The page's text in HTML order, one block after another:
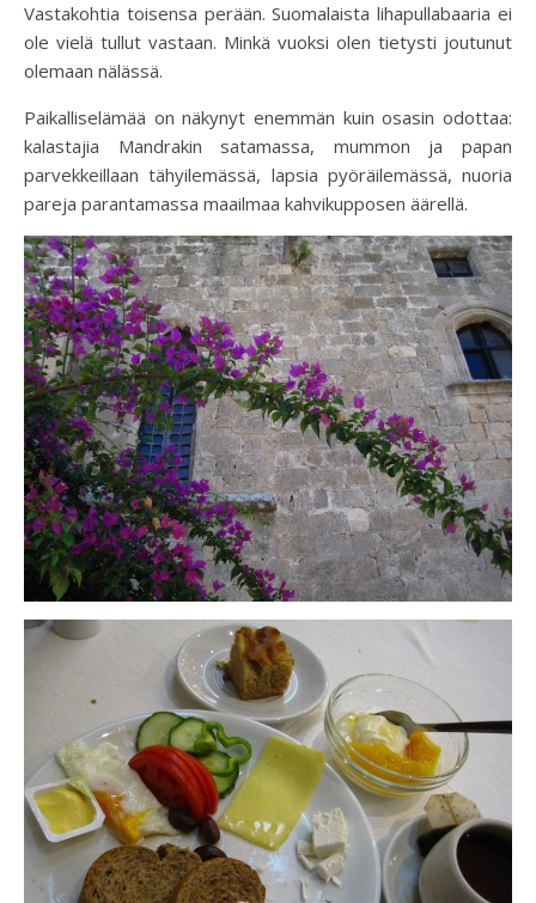
Vastakohtia toisensa perään. Suomalaista lihapullabaaria ei
ole vielä tullut vastaan. Minkä vuoksi olen tietysti joutunut
olemaan nälässä.
Paikalliselämää on näkynyt enemmän kuin osasin odottaa:
kalastajia Mandrakin satamassa, mummon ja papan
parvekkeillaan tähyilemässä, lapsia pyöräilemässä, nuoria
pareja parantamassa maailmaa kahvikupposen äärellä.